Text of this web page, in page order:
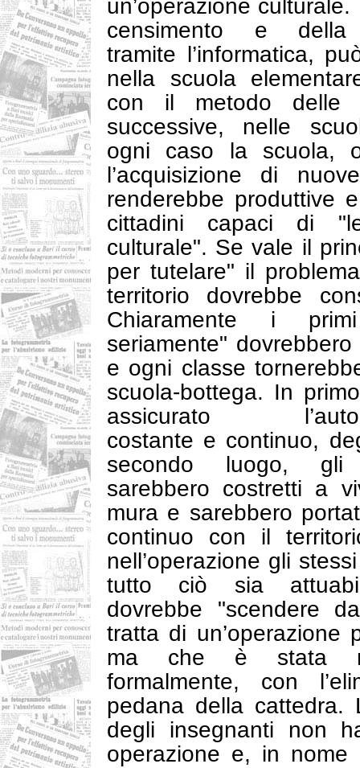
un’operazione culturale.
censimento e della
tramite l’informatica,
nella scuola
con il metodo delle
successive, nelle
ogni caso la scuola,
l’acquisizione di
renderebbe produttive
cittadini capaci di
culturale". Se vale il
per tutelare" il
territorio dovrebbe
Chiaramente i
seriamente"
e ogni classe
scuola-bottega. In
assicurato l’auto-
costante e continuo,
secondo luogo,
sarebbero costretti a
mura e sarebbero
continuo con il
nell’operazione gli
tutto ciò sia
dovrebbe "scendere
tratta di un’operazione
ma che è stata
formalmente, con
pedana della cattedra.
degli insegnanti non
operazione e, in nome